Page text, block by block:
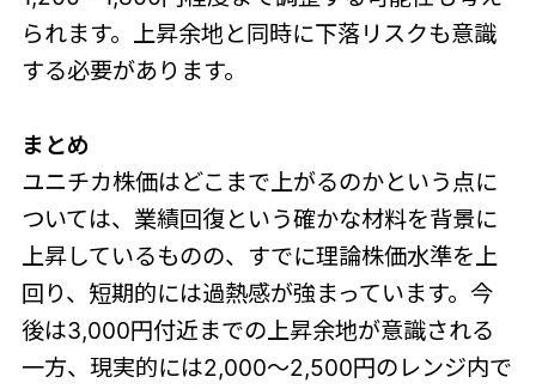
られます。上昇余地と同時に下落リスクも意識
する必要があります。
まとめ
ユニチカ株価はどこまで上がるのかという点に
ついては、業績回復という確かな材料を背景に
上昇しているものの、すでに理論株価水準を上
回り、短期的には過熱感が強まっています。今
後は3,000円付近までの上昇余地が意識される
一方、現実的には2,000〜2,500円のレンジ内で